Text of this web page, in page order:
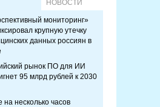
НОВОСТИ
мониторинг»
крупную утечку
данных россиян в
рынок ПО для ИИ
95 млрд рублей к 2030
на несколько часов